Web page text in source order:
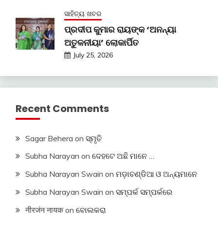
ସାହିତ୍ୟ ଖବର
ପ୍ରଦୀପ କୁମାର ରାୟଙ୍କ ‘ଅନନ୍ୟା
ଅତୁଳନୀୟା’ ଲୋକାର୍ପିତ
July 25, 2026
Recent Comments
Sagar Behera on ସ୍ମୃତି
Subha Narayan on ଦେହଟେ ଅଛି ମାନେ …
Subha Narayan Swain on ମଡ଼ାଚଣ୍ଡିଆ ଓ ଅନ୍ୟମାନେ
Subha Narayan Swain on ସମ୍ପର୍କ ସମ୍ପର୍କରେ
नीरजंन नायक on ବୋଲକରା